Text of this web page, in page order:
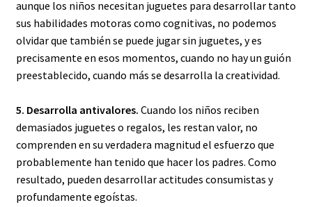
aunque los niños necesitan juguetes para desarrollar tanto
sus habilidades motoras como cognitivas, no podemos
olvidar que también se puede jugar sin juguetes, y es
precisamente en esos momentos, cuando no hay un guión
preestablecido, cuando más se desarrolla la creatividad.
5. Desarrolla antivalores. Cuando los niños reciben
demasiados juguetes o regalos, les restan valor, no
comprenden en su verdadera magnitud el esfuerzo que
probablemente han tenido que hacer los padres. Como
resultado, pueden desarrollar actitudes consumistas y
profundamente egoístas.